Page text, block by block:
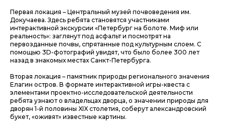
Первая локация – Центральный музей почвоведения им.
Докучаева. Здесь ребята становятся участниками
интерактивной экскурсии «Петербург на болоте. Миф или
реальность»: заглянут под асфальт и посмотрят на
первозданные почвы, спрятанные под культурным слоем. С
помощью 3D-фотографий увидят, что было более 300 лет
назад в знакомых местах Санкт-Петербурга.
Вторая локация – памятник природы регионального значения
Елагин остров. В формате интерактивной игры-квеста с
элементами проектно-исследовательской деятельности
ребята узнают о владельцах дворца, о значении природы для
дворян 1-й половины XIX столетия, соберут александровский
букет, «оживят» известные картины.